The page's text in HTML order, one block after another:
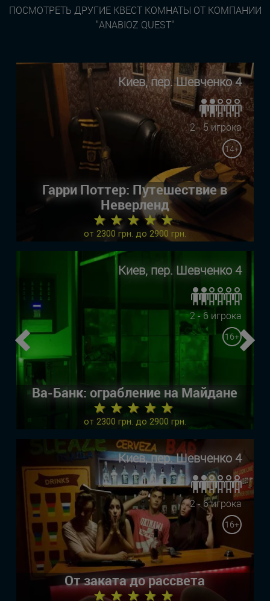
ПОСМОТРЕТЬ ДРУГИЕ КВЕСТ КОМНАТЫ ОТ КОМПАНИИ
"ANABIOZ QUEST"
Киев, пер. Шевченко 4
2 - 5 игрока
14+
Гарри Поттер: Путешествие в
Неверленд
★ ★ ★ ★ ★
от 2300 грн. до 2900 грн.
Киев, пер. Шевченко 4
2 - 6 игрока
16+
Ва-Банк: ограбление на Майдане
★ ★ ★ ★ ★
от 2300 грн. до 2900 грн.
Киев, пер. Шевченко 4
2 - 6 игрока
16+
От заката до рассвета
★ ★ ★ ★ ★
Previous